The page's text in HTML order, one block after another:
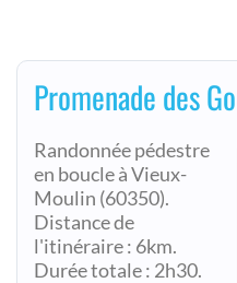
Promenade des
Randonnée pédestre
en boucle à Vieux-
Moulin (60350).
Distance de
l'itinéraire : 6km.
Durée totale : 2h30.